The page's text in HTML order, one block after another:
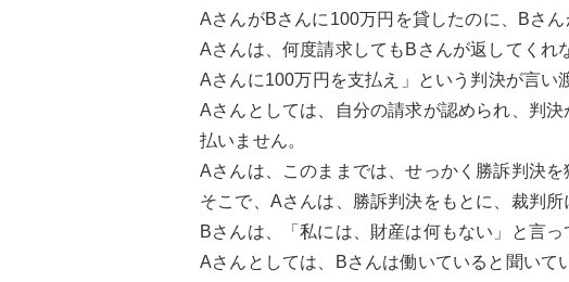
AさんがBさんに100万円を貸したのに、Bさ
Aさんは、何度請求してもBさんが返してく
Aさんに100万円を支払え」という判決が言い
Aさんとしては、自分の請求が認められ、判
払いません。
Aさんは、このままでは、せっかく勝訴判決
そこで、Aさんは、勝訴判決をもとに、裁判
Bさんは、「私には、財産は何もない」と言っ
Aさんとしては、Bさんは働いていると聞いて